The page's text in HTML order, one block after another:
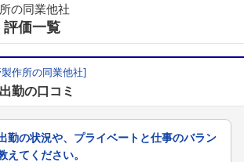
の同業他社
評価一覧
作所の同業他社]
勤の口コミ
勤の状況や、プライベートと仕事のバラン
えてください。